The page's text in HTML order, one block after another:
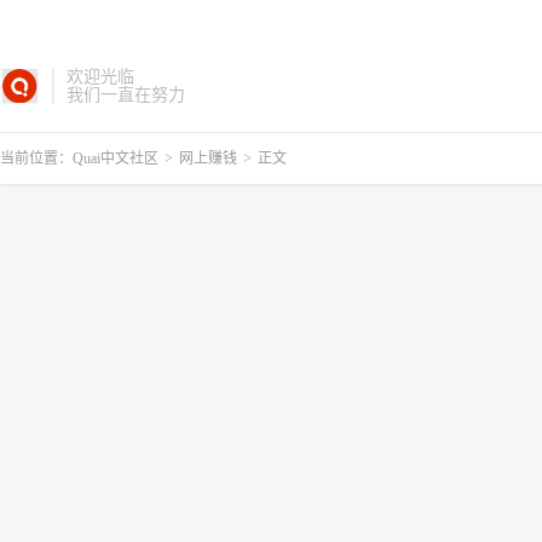
欢迎光临
我们一直在努力
当前位置： Quai中文社区 > 网上赚钱 > 正文